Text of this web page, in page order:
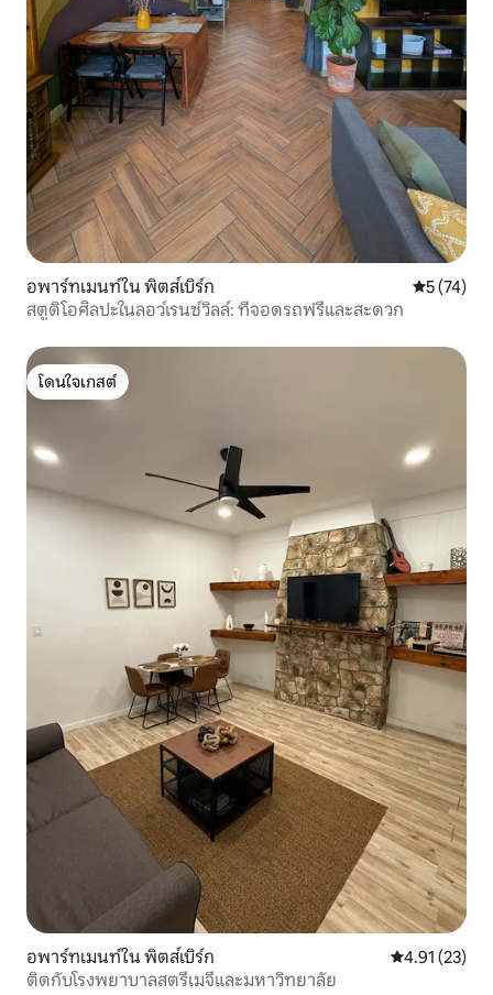
อพาร์ทเมนท์ใน พิตส์เบิร์ก คะแนนเฉลี่
5 (74)
สตูดิโอศิลปะในลอว์เรนซ์วิลล์: ที่จอดรถฟรีและสะดวก
โดนใจเกสต์
โดนใจเกสต์
อพาร์ทเมนท์ใน พิตส์เบิร์ก คะแนนเฉลี่ย
4.91 (23)
ติดกับโรงพยาบาลสตรีเมจีและมหาวิทยาลัย